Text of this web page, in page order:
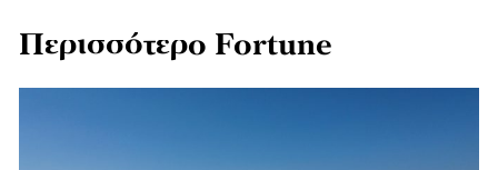
Περισσότερο Fortune